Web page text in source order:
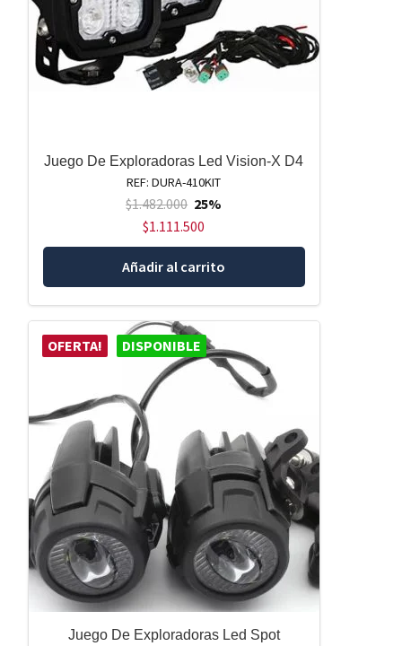
Juego De Exploradoras Led Vision-X D4
REF: DURA-410KIT
$1.482.000 25%
$1.111.500
Añadir al carrito
OFERTA! DISPONIBLE
Juego De Exploradoras Led Spot